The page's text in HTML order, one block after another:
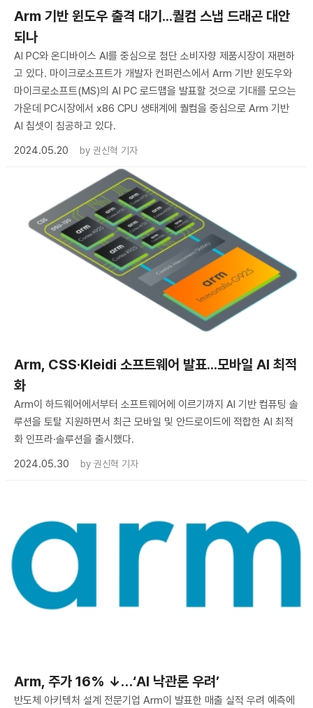
Arm 기반 윈도우 출격 대기...퀄컴 스냅 드래곤 대안
되나
AI PC와 온디바이스 AI를 중심으로 첨단 소비자향 제품시장이 재편하
고 있다. 마이크로소프트가 개발자 컨퍼런스에서 Arm 기반 윈도우와
마이크로소프트(MS)의 AI PC 로드맵을 발표할 것으로 기대를 모으는
가운데 PC시장에서 x86 CPU 생태계에 퀄컴을 중심으로 Arm 기반
AI 칩셋이 침공하고 있다.
2024.05.20
by 권신혁 기자
Arm, CSS·Kleidi 소프트웨어 발표...모바일 AI 최적
화
Arm이 하드웨어에서부터 소프트웨어에 이르기까지 AI 기반 컴퓨팅 솔
루션을 토탈 지원하면서 최근 모바일 및 안드로이드에 적합한 AI 최적
화 인프라·솔루션을 출시했다.
2024.05.30
by 권신혁 기자
Arm, 주가 16% ↓…‘AI 낙관론 우려’
반도체 아키텍처 설계 전문기업 Arm이 발표한 매출 실적 우려 예측에